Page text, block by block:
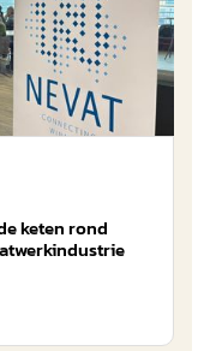
keten rond